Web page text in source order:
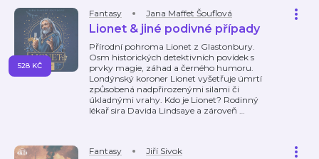
Fantasy Jana Maffet Šouflová
Lionet & jiné podivné případy
Přírodní pohroma Lionet z Glastonbury.
Osm historických detektivních povídek s
prvky magie, záhad a černého humoru.
Londýnský koroner Lionet vyšetřuje úmrtí
způsobená nadpřirozenými silami či
úkladnými vrahy. Kdo je Lionet? Rodinný
lékař sira Davida Lindsaye a zároveň …
528 KČ
Fantasy Jiří Sivok